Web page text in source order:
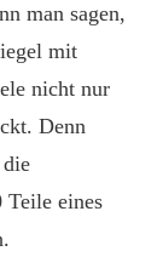
man sagen,
mit
nicht nur
Denn
Teile eines